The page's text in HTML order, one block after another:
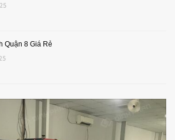
Quận 8 Giá Rẻ